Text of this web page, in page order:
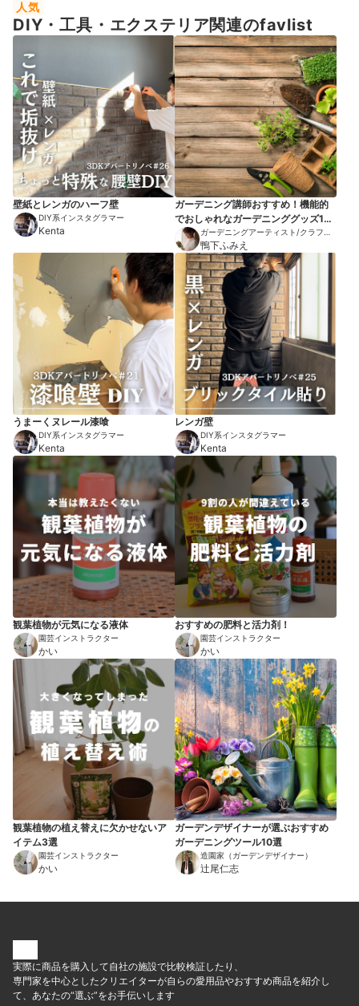
人気
DIY・工具・エクステリア関連のfavlist
壁紙とレンガのハーフ壁
DIY系インスタグラマー
Kenta
ガーデニング講師おすすめ！機能的
でおしゃれなガーデニンググッズ10
選
ガーデニングアーティスト/クラフト
作家
鴨下ふみえ
うまーくヌレール漆喰
DIY系インスタグラマー
Kenta
レンガ壁
DIY系インスタグラマー
Kenta
観葉植物が元気になる液体
園芸インストラクター
かい
おすすめの肥料と活力剤！
園芸インストラクター
かい
観葉植物の植え替えに欠かせないア
イテム3選
園芸インストラクター
かい
ガーデンデザイナーが選ぶおすすめ
ガーデニングツール10選
造園家（ガーデンデザイナー）
辻尾仁志
実際に商品を購入して自社の施設で比較検証したり、
専門家を中心としたクリエイターが自らの愛用品やおすすめ商品を紹介し
て、あなたの“選ぶ”をお手伝いします